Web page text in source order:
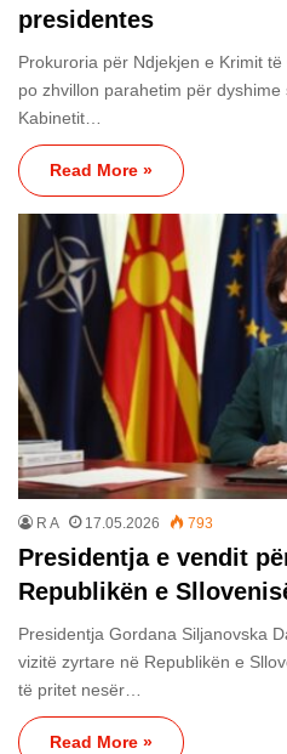
presidentes
Prokuroria për Ndjekjen e Krimit
po zhvillon parahetim për
Kabinetit…
Read More »
R A 17.05.2026 793
Presidentja e vendit
Republikën e
Presidentja Gordana Siljanovska
vizitë zyrtare në Republikën e
të pritet nesër…
Read More »